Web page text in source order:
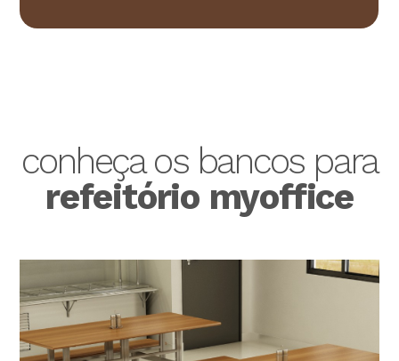
conheça os bancos para
refeitório myoffice